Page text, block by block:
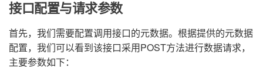
接口配置与请求参数
首先，我们需要配置调用接口的元数据。根据提供的元数据
配置，我们可以看到该接口采用POST方法进行数据请求，
主要参数如下：